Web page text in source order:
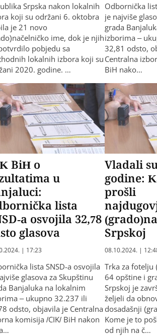
Srpska nakon lokalnih
koji su održani 6. oktobra
je 21 novo
ime, dok je njih
pobjedu sa
lokalnih izbora koji su
2020. godine. …
Odbornička
je najviše
grada
izborima –
32,81 odsto,
Centralna
BiH nako…
BiH o
u
lista
a osvojila 32,78
glasova
| 17:23
lista SNSD-a osvojila
glasova za Skupštinu
Banjaluka na lokalnim
– ukupno 32.237 ili
odsto, objavila je Centralna
komisija /CIK/ BiH nakon
Vladali
godine:
prošli
Srpskoj
08.10.2024. |
Trka za fotelju
64 opštine i
Srpskoj je
željeli da
dosadašnji
Kome je to
od njih na č…